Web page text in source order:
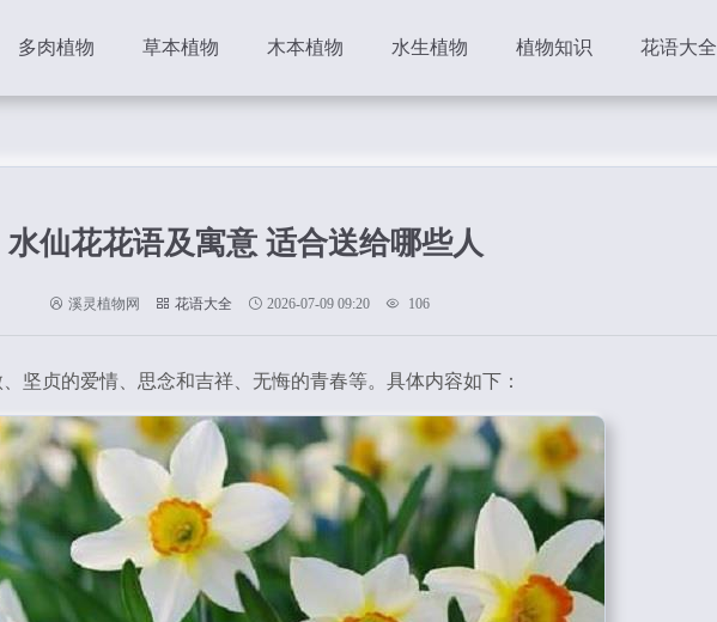
多肉植物 草本植物 木本植物 水生植物 植物知识 花语大全
水仙花花语及寓意 适合送给哪些人
溪灵植物网 花语大全 2026-07-09 09:20 106
坚贞的爱情、思念和吉祥、无悔的青春等。具体内容如下：